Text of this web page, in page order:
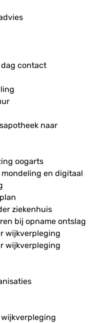
contact
naar
oogarts
en digitaal
ziekenhuis
bij opname ontslag
wijkverpleging
wijkverpleging